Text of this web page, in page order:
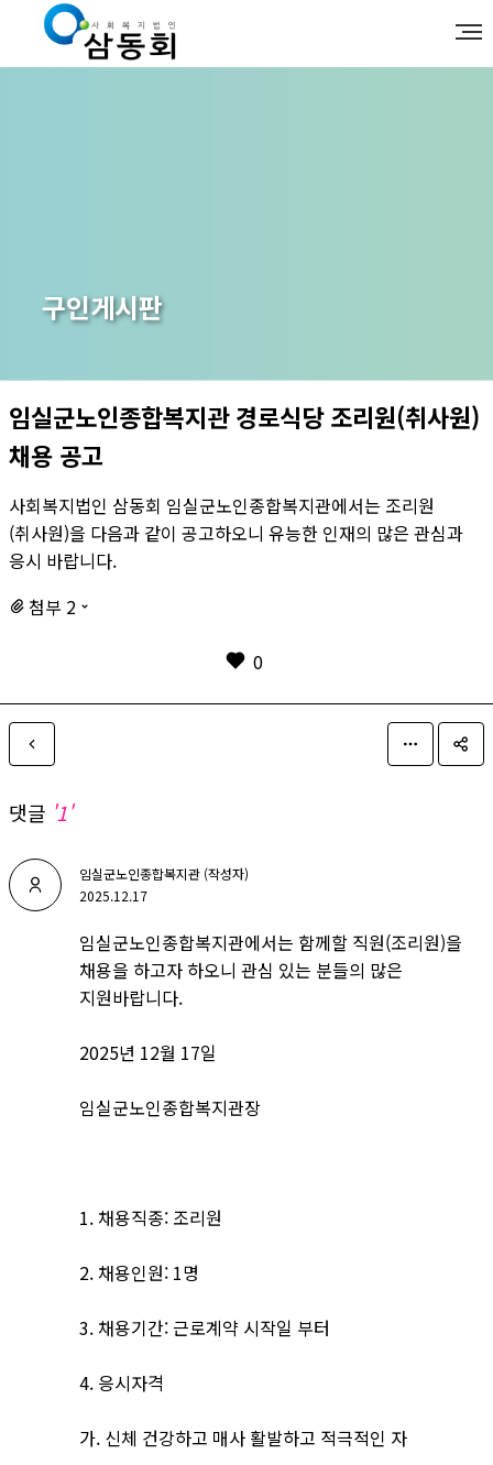
구인게시판
임실군노인종합복지관 경로식당 조리원(취사원)
채용 공고
사회복지법인 삼동회 임실군노인종합복지관에서는 조리원
(취사원)을 다음과 같이 공고하오니 유능한 인재의 많은 관심과
응시 바랍니다.
첨부 2
0
댓글 '1'
임실군노인종합복지관 (작성자)
2025.12.17
임실군노인종합복지관에서는 함께할 직원(조리원)을
채용을 하고자 하오니 관심 있는 분들의 많은
지원바랍니다.
2025년 12월 17일
임실군노인종합복지관장
1. 채용직종: 조리원
2. 채용인원: 1명
3. 채용기간: 근로계약 시작일 부터
4. 응시자격
가. 신체 건강하고 매사 활발하고 적극적인 자